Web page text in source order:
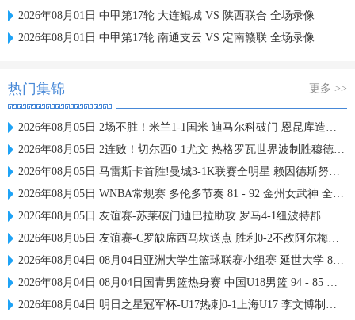
2026年08月01日 中甲第17轮 大连鲲城 VS 陕西联合 全场录像
2026年08月01日 中甲第17轮 南通支云 VS 定南赣联 全场录像
热门集锦 更多 >>
2026年08月05日 2场不胜！米兰1-1国米 迪马尔科破门 恩昆库造点+点射拉莫斯登场
2026年08月05日 2连败！切尔西0-1尤文 热格罗瓦世界波制胜穆德里克时隔614天复出
2026年08月05日 马雷斯卡首胜!曼城3-1K联赛全明星 赖因德斯努里破门塞梅尼奥助攻
2026年08月05日 WNBA常规赛 多伦多节奏 81 - 92 金州女武神 全场集锦
2026年08月05日 友谊赛-苏莱破门迪巴拉助攻 罗马4-1纽波特郡
2026年08月05日 友谊赛-C罗缺席西马坎送点 胜利0-2不敌阿尔梅里亚
2026年08月04日 08月04日亚洲大学生篮球联赛小组赛 延世大学 82 - 83 北京大学 集锦
2026年08月04日 08月04日国青男篮热身赛 中国U18男篮 94 - 85 加拿大大卫·安篮球学院 集锦
2026年08月04日 明日之星冠军杯-U17热刺0-1上海U17 李文博制胜球